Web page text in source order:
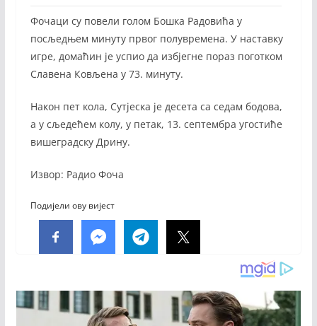
Фочаци су повели голом Бошка Радовића у
посљедњем минуту првог полувремена. У наставку
игре, домаћин је успио да избјегне пораз поготком
Славена Ковљена у 73. минуту.
Након пет кола, Сутјеска је десета са седам бодова,
а у сљедећем колу, у петак, 13. септембра угостиће
вишеградску Дрину.
Извор: Радио Фоча
Подијели ову вијест